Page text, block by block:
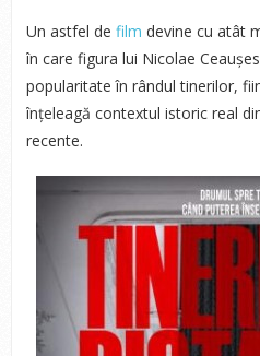
Un astfel de film devine cu atât
în care figura lui Nicolae
popularitate în rândul tinerilor,
înțeleagă contextul istoric real
recente.